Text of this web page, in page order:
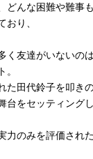
んな困難や難事
り、
友達がいないの
田代鈴子を叩きの
をセッティングし
力のみを評価され